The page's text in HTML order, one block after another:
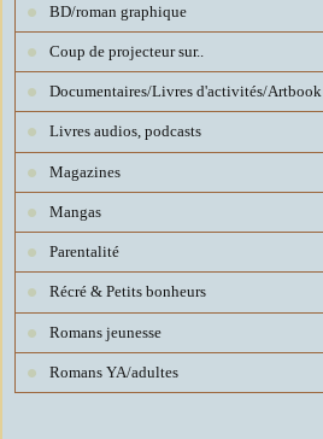
BD/roman graphique
Coup de projecteur sur..
Documentaires/Livres d'activités/Artbook
Livres audios, podcasts
Magazines
Mangas
Parentalité
Récré & Petits bonheurs
Romans jeunesse
Romans YA/adultes